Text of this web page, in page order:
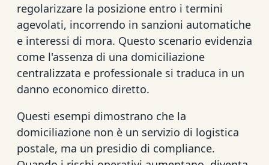
regolarizzare la posizione entro i termini
agevolati, incorrendo in sanzioni automatiche
e interessi di mora. Questo scenario evidenzia
come l'assenza di una domiciliazione
centralizzata e professionale si traduca in un
danno economico diretto.
Questi esempi dimostrano che la
domiciliazione non è un servizio di logistica
postale, ma un presidio di compliance.